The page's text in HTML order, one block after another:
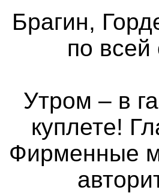
Брагин,
по
Утром – в
куплете!
Фирменные